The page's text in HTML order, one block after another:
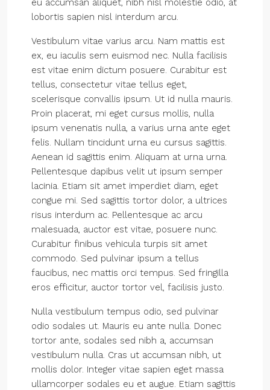
eu accumsan aliquet, nibh nisl molestie odio, at
lobortis sapien nisl interdum arcu.
Vestibulum vitae varius arcu. Nam mattis est
ex, eu iaculis sem euismod nec. Nulla facilisis
est vitae enim dictum posuere. Curabitur est
tellus, consectetur vitae tellus eget,
scelerisque convallis ipsum. Ut id nulla mauris.
Proin placerat, mi eget cursus mollis, nulla
ipsum venenatis nulla, a varius urna ante eget
felis. Nullam tincidunt urna eu cursus sagittis.
Aenean id sagittis enim. Aliquam at urna urna.
Pellentesque dapibus velit ut ipsum semper
lacinia. Etiam sit amet imperdiet diam, eget
congue mi. Sed sagittis tortor dolor, a ultrices
risus interdum ac. Pellentesque ac arcu
malesuada, auctor est vitae, posuere nunc.
Curabitur finibus vehicula turpis sit amet
commodo. Sed pulvinar ipsum a tellus
faucibus, nec mattis orci tempus. Sed fringilla
eros efficitur, auctor tortor vel, facilisis justo.
Nulla vestibulum tempus odio, sed pulvinar
odio sodales ut. Mauris eu ante nulla. Donec
tortor ante, sodales sed nibh a, accumsan
vestibulum nulla. Cras ut accumsan nibh, ut
mollis dolor. Integer vitae sapien eget massa
ullamcorper sodales eu et augue. Etiam sagittis